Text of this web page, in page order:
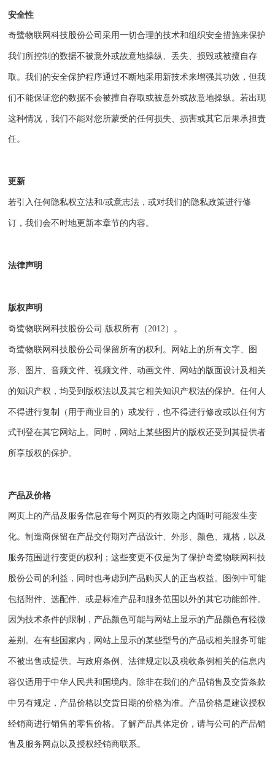
安全性
奇鹭物联网科技股份公司采用一切合理的技术和组织安全措施来保护
我们所控制的数据不被意外或故意地操纵、丢失、损毁或被擅自存
取。我们的安全保护程序通过不断地采用新技术来增强其功效，但我
们不能保证您的数据不会被擅自存取或被意外或故意地操纵。若出现
这种情况，我们不能对您所蒙受的任何损失、损害或其它后果承担责
任。
更新
若引入任何隐私权立法和/或意志法，或对我们的隐私政策进行修
订，我们会不时地更新本章节的内容。
法律声明
版权声明
奇鹭物联网科技股份公司 版权所有（2012）。
奇鹭物联网科技股份公司保留所有的权利。网站上的所有文字、图
形、图片、音频文件、视频文件、动画文件、网站的版面设计及相关
的知识产权，均受到版权法以及其它相关知识产权法的保护。任何人
不得进行复制（用于商业目的）或发行，也不得进行修改或以任何方
式刊登在其它网站上。同时，网站上某些图片的版权还受到其提供者
所享版权的保护。
产品及价格
网页上的产品及服务信息在每个网页的有效期之内随时可能发生变
化。制造商保留在产品交付期对产品设计、外形、颜色、规格，以及
服务范围进行变更的权利；这些变更不仅是为了保护奇鹭物联网科技
股份公司 的利益，同时也考虑到产品购买人的正当权益。图例中可能
包括附件、选配件、或是标准产品和服务范围以外的其它功能部件。
因为技术条件的限制，产品颜色可能与网站上显示的产品颜色有轻微
差别。在有些国家内，网站上显示的某些型号的产品或相关服务可能
不被出售或提供。与政府条例、法律规定以及税收条例相关的信息内
容仅适用于中华人民共和国境内。除非在我们的产品销售及交货条款
中另有规定，产品价格以交货日期的价格为准。产品价格是建议授权
经销商进行销售的零售价格。了解产品具体定价，请与公司的产品销
售及服务网点以及授权经销商联系。